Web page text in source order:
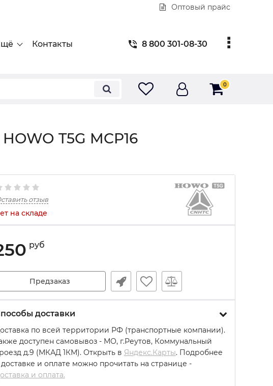
Оптовый прайс
Контакты 8 800 301-08-30
0
T5G MCP16
отзыв
на складе
руб
Предзаказ
доставки
по всей территории РФ (транспортные компании).
доступен самовывоз - МО, г.Реутов, Коммунальный
д.9 (МКАД 1КМ). Открыть в Яндекс.Карты. Подробнее
и оплате можно прочитать на странице -
и оплата.